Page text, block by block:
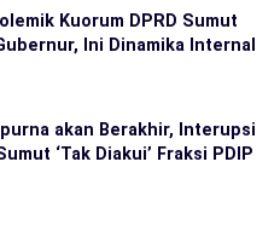
Kuorum DPRD Sumut
Ini Dinamika Internal
akan Berakhir, Interupsi
‘Tak Diakui’ Fraksi PDIP